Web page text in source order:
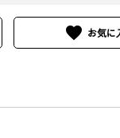
favorite